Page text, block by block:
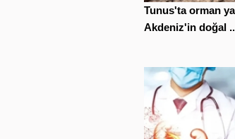
Tunus'ta orman
Akdeniz'in doğal